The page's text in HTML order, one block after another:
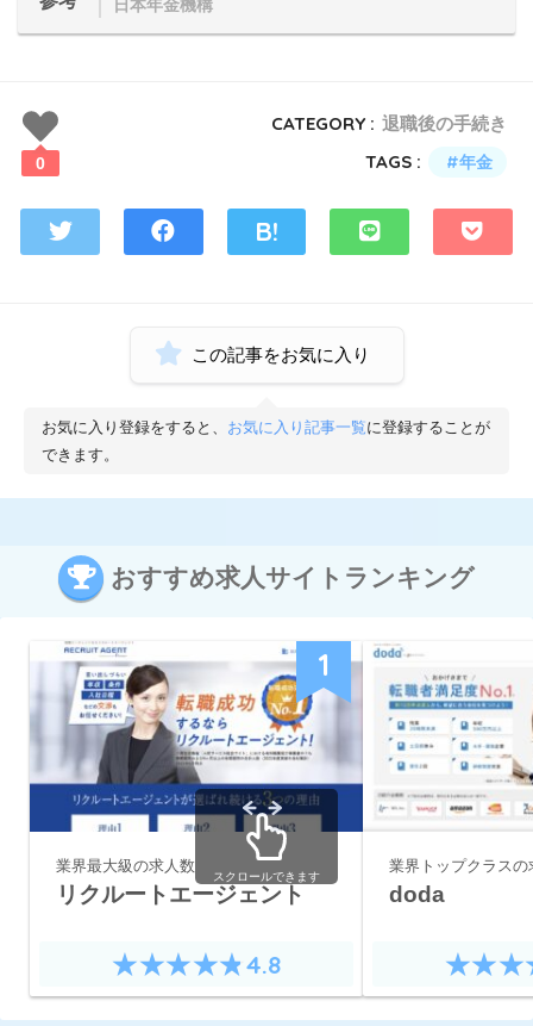
日本年金機構
0
CATEGORY : 退職後の手続き
TAGS :
年金
この記事をお気に入り
お気に入り登録をすると、 お気に入り記事一覧に登録することが
できます。
おすすめ求人サイトランキング
1
業界最大級の求人数
リクルートエージェント
4.8
業界トップクラスの
doda
スクロールできます